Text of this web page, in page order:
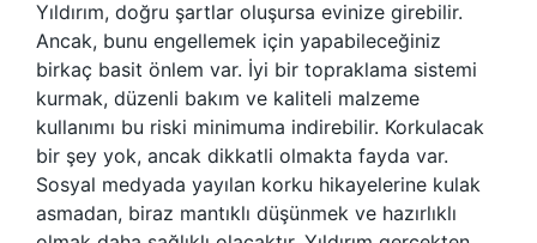
Yıldırım, doğru şartlar oluşursa evinize girebilir.
Ancak, bunu engellemek için yapabileceğiniz
birkaç basit önlem var. İyi bir topraklama sistemi
kurmak, düzenli bakım ve kaliteli malzeme
kullanımı bu riski minimuma indirebilir. Korkulacak
bir şey yok, ancak dikkatli olmakta fayda var.
Sosyal medyada yayılan korku hikayelerine kulak
asmadan, biraz mantıklı düşünmek ve hazırlıklı